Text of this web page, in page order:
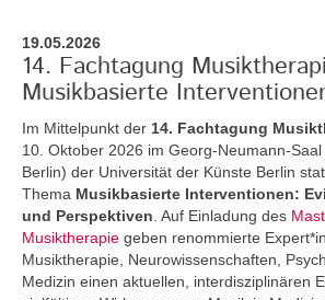
19.05.2026
14. Fachtagung
Musikbasierte
Im Mittelpunkt der 14. Fachtagung
10. Oktober 2026 im Georg-Neumann-
Berlin) der Universität der Künste Berlin
Thema Musikbasierte Interventionen:
und Perspektiven . Auf Einladung des
Musiktherapie geben renommierte
Musiktherapie, Neurowissenschaften,
Medizin einen aktuellen, interdisziplinären